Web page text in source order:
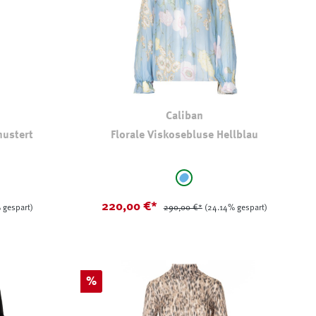
gespart)
Caliban
Florale Viskosebluse Hellblau
auswählenhellblau - geblümt
220,00 €* 290,00 €* (24.14% gespart)
Rabatt
%